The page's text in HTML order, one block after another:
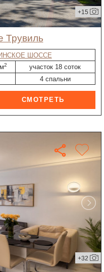
+15
Трувиль
ШОССЕ
2
участок 18 соток
4 спальни
+32